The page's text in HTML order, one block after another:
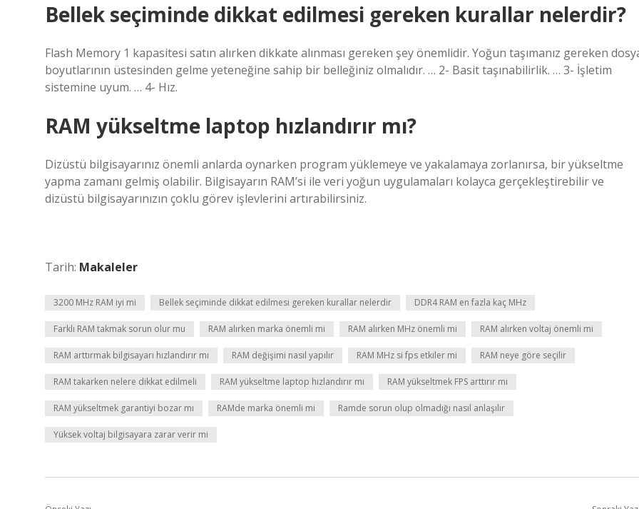
Bellek seçiminde dikkat edilmesi gereken kurallar nelerdir?
Flash Memory 1 kapasitesi satın alırken dikkate alınması gereken şey önemlidir. Yoğun taşımanız gereken
boyutlarının üstesinden gelme yeteneğine sahip bir belleğiniz olmalıdır. … 2- Basit taşınabilirlik. … 3- İşletim
sistemine uyum. … 4- Hız.
RAM yükseltme laptop hızlandırır mı?
Dizüstü bilgisayarınız önemli anlarda oynarken program yüklemeye ve yakalamaya zorlanırsa, bir yükseltme
yapma zamanı gelmiş olabilir. Bilgisayarın RAM’si ile veri yoğun uygulamaları kolayca gerçekleştirebilir ve
dizüstü bilgisayarınızın çoklu görev işlevlerini artırabilirsiniz.
Tarih: Makaleler
3200 MHz RAM iyi mi Bellek seçiminde dikkat edilmesi gereken kurallar nelerdir DDR4 RAM en fazla kaç MHz
Farklı RAM takmak sorun olur mu RAM alırken marka önemli mi RAM alırken MHz önemli mi RAM alırken voltaj önemli mi
RAM arttırmak bilgisayarı hızlandırır mı RAM değişimi nasıl yapılır RAM MHz si fps etkiler mi RAM neye göre seçilir
RAM takarken nelere dikkat edilmeli RAM yükseltme laptop hızlandırır mı RAM yükseltmek FPS arttırır mı
RAM yükseltmek garantiyi bozar mı RAMde marka önemli mi Ramde sorun olup olmadığı nasıl anlaşılır
Yüksek voltaj bilgisayara zarar verir mi